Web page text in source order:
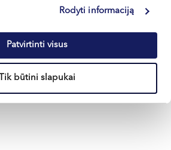
Rodyti informaciją
Patvirtinti visus
Tik būtini slapukai